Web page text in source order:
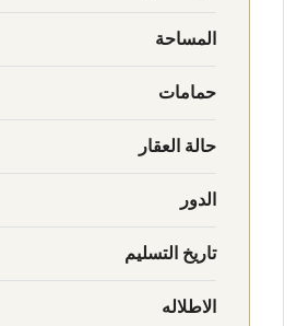
المساحة
حمامات
حالة العقار
الدور
تاريخ التسليم
الاطلاله